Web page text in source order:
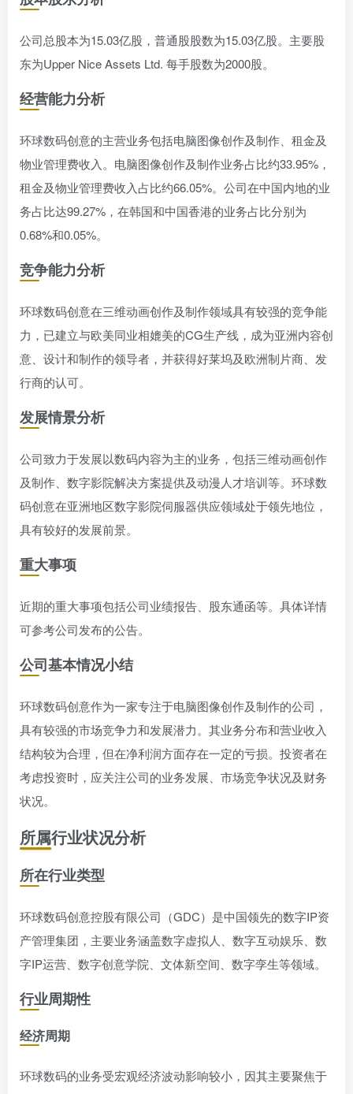
公司总股本为15.03亿股，普通股股数为15.03亿股。主要股
东为Upper Nice Assets Ltd. 每手股数为2000股。
经营能力分析
环球数码创意的主营业务包括电脑图像创作及制作、租金及
物业管理费收入。电脑图像创作及制作业务占比约33.95%，
租金及物业管理费收入占比约66.05%。公司在中国内地的业
务占比达99.27%，在韩国和中国香港的业务占比分别为
0.68%和0.05%。
竞争能力分析
环球数码创意在三维动画创作及制作领域具有较强的竞争能
力，已建立与欧美同业相媲美的CG生产线，成为亚洲内容创
意、设计和制作的领导者，并获得好莱坞及欧洲制片商、发
行商的认可。
发展情景分析
公司致力于发展以数码内容为主的业务，包括三维动画创作
及制作、数字影院解决方案提供及动漫人才培训等。环球数
码创意在亚洲地区数字影院伺服器供应领域处于领先地位，
具有较好的发展前景。
重大事项
近期的重大事项包括公司业绩报告、股东通函等。具体详情
可参考公司发布的公告。
公司基本情况小结
环球数码创意作为一家专注于电脑图像创作及制作的公司，
具有较强的市场竞争力和发展潜力。其业务分布和营业收入
结构较为合理，但在净利润方面存在一定的亏损。投资者在
考虑投资时，应关注公司的业务发展、市场竞争状况及财务
状况。
所属行业状况分析
所在行业类型
环球数码创意控股有限公司（GDC）是中国领先的数字IP资
产管理集团，主要业务涵盖数字虚拟人、数字互动娱乐、数
字IP运营、数字创意学院、文体新空间、数字孪生等领域。
行业周期性
经济周期
环球数码的业务受宏观经济波动影响较小，因其主要聚焦于